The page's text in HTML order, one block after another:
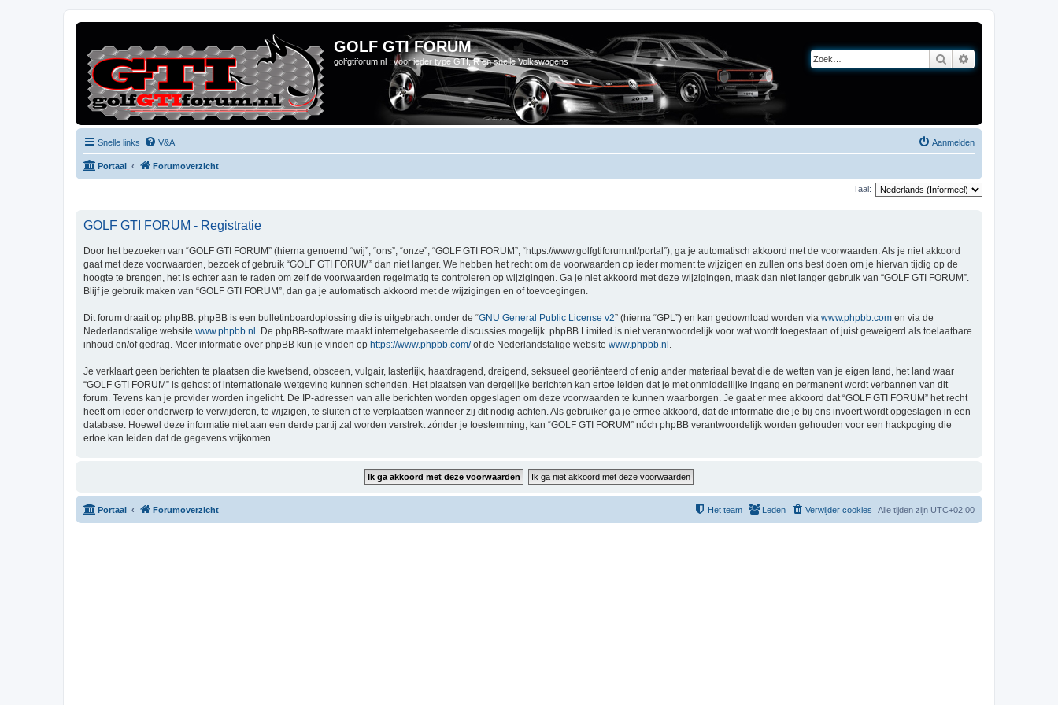
GOLF GTI FORUM
golfgtiforum.nl ; voor ieder type GTI, R en snelle Volkswagens Zoek
Snelle links V&A Aanmelden
Portaal Forumoverzicht
Taal:
GOLF GTI FORUM - Registratie
Door het bezoeken van “GOLF GTI FORUM” (hierna genoemd “wij”, “ons”, “onze”, “GOLF GTI FORUM”, “https://www.golfgtiforum.nl/portal”), ga je automatisch akkoord met de voorwaarden. Als je niet akkoord
gaat met deze voorwaarden, bezoek of gebruik “GOLF GTI FORUM” dan niet langer. We hebben het recht om de voorwaarden op ieder moment te wijzigen en zullen ons best doen om je hiervan tijdig op de
hoogte te brengen, het is echter aan te raden om zelf de voorwaarden regelmatig te controleren op wijzigingen. Ga je niet akkoord met deze wijzigingen, maak dan niet langer gebruik van “GOLF GTI FORUM”.
Blijf je gebruik maken van “GOLF GTI FORUM”, dan ga je automatisch akkoord met de wijzigingen en of toevoegingen.
Dit forum draait op phpBB. phpBB is een bulletinboardoplossing die is uitgebracht onder de “GNU General Public License v2” (hierna “GPL”) en kan gedownload worden via www.phpbb.com en via de
Nederlandstalige website www.phpbb.nl . De phpBB-software maakt internetgebaseerde discussies mogelijk. phpBB Limited is niet verantwoordelijk voor wat wordt toegestaan of juist geweigerd als toelaatbare
inhoud en/of gedrag. Meer informatie over phpBB kun je vinden op https://www.phpbb.com/of de Nederlandstalige website www.phpbb.nl
Je verklaart geen berichten te plaatsen die kwetsend, obsceen, vulgair, lasterlijk, haatdragend, dreigend, seksueel georiënteerd of enig ander materiaal bevat die de wetten van je eigen land, het land waar
“GOLF GTI FORUM” is gehost of internationale wetgeving kunnen schenden. Het plaatsen van dergelijke berichten kan ertoe leiden dat je met onmiddellijke ingang en permanent wordt verbannen van dit
forum. Tevens kan je provider worden ingelicht. De IP-adressen van alle berichten worden opgeslagen om deze voorwaarden te kunnen waarborgen. Je gaat er mee akkoord dat “GOLF GTI FORUM” het recht
heeft om ieder onderwerp te verwijderen, te wijzigen, te sluiten of te verplaatsen wanneer zij dit nodig achten. Als gebruiker ga je ermee akkoord, dat de informatie die je bij ons invoert wordt opgeslagen in een
database. Hoewel deze informatie niet aan een derde partij zal worden verstrekt zónder je toestemming, kan “GOLF GTI FORUM” nóch phpBB verantwoordelijk worden gehouden voor een hackpoging die
ertoe kan leiden dat de gegevens vrijkomen.
Portaal Forumoverzicht Alle tijden zijn UTC+02:00
Verwijder cookies
Leden
Het team